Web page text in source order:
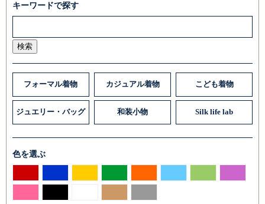
キーワードで探す
検索
フォーマル着物 カジュアル着物 こども着物
ジュエリー・バッグ 和装小物 Silk life lab
色を選ぶ